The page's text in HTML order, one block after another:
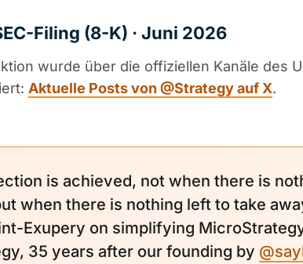
Filing (8-K) · Juni 2026
wurde über die offiziellen Kanäle des
Aktuelle Posts von @Strategy auf X.
is achieved, not when there is
when there is nothing left to take
Exupery on simplifying
35 years after our founding by